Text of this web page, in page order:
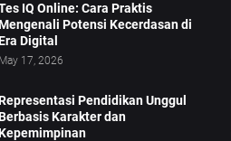
IQ Online: Cara Praktis
Potensi Kecerdasan di
Digital
May 17, 2026
Pendidikan Unggul
Karakter dan